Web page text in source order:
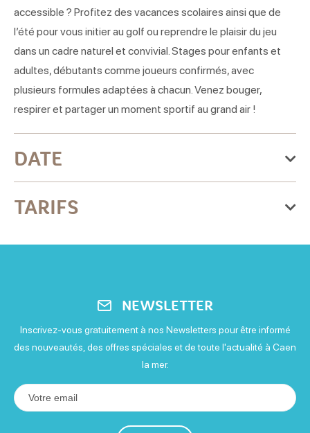
accessible ? Profitez des vacances scolaires ainsi que de
l’été pour vous initier au golf ou reprendre le plaisir du jeu
dans un cadre naturel et convivial. Stages pour enfants et
adultes, débutants comme joueurs confirmés, avec
plusieurs formules adaptées à chacun. Venez bouger,
respirer et partager un moment sportif au grand air !
DATE
Mercredi
TARIFS
Tarif
NEWSLETTER
Inscrivez-vous gratuitement à nos Newsletters pour être informé
des nouveautés, des offres spéciales et de toute l'actualité à Caen
la mer.